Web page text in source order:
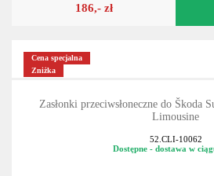
186,- zł
Cena specjalna
Zniżka
Zasłonki przeciwsłoneczne do Škoda
Limousine
52.CLI-10062
Dostępne - dostawa w